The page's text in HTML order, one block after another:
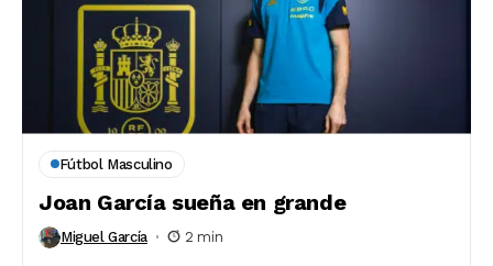
Fútbol Masculino
Joan García sueña en grande
Miguel García 2 min